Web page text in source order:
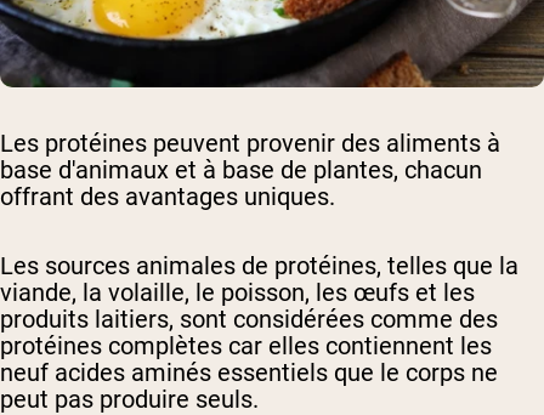
Les protéines peuvent provenir des aliments à
base d'animaux et à base de plantes, chacun
offrant des avantages uniques.
Les sources animales de protéines, telles que la
viande, la volaille, le poisson, les œufs et les
produits laitiers, sont considérées comme des
protéines complètes car elles contiennent les
neuf acides aminés essentiels que le corps ne
peut pas produire seuls.